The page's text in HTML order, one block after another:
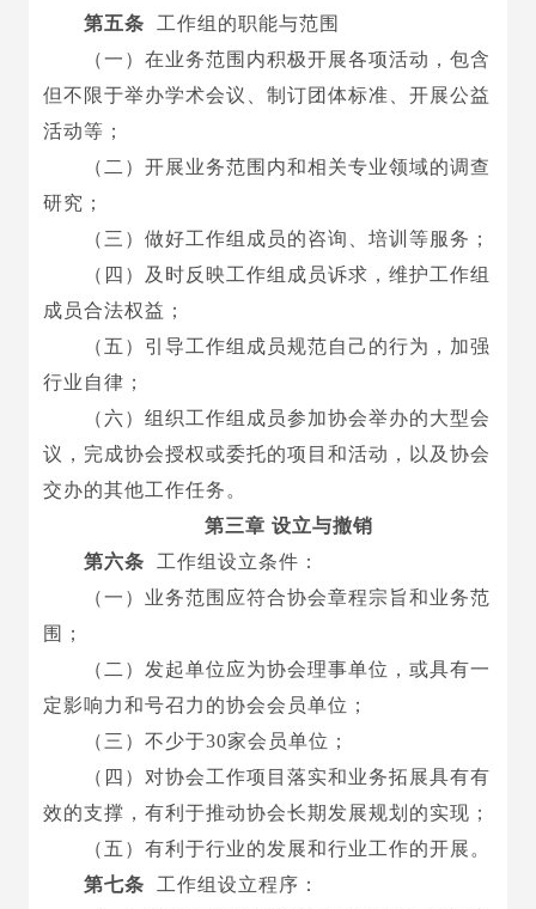
第五条
工作组的职能与范围
（一）在业务范围内积极开展各项活动 ，包含
但不限于举办学术会议、制订团体标准、开展公益
活动等；
（二） 开展业务范围 内和相关专业领域的调查
研究 ；
（三）做好工作组 成员的咨询、培训等服务 ；
（四）
及时反映工作组 成员诉求，维护工作组
成员合法权益 ；
（五） 引导工作组 成员规范自己的行为，加强
行业自律 ；
（六）组织工作组成员参加协会举办的大型会
议，完成协会授权或委托的项目和活动，以及协会
交办的其他工作任务 。
第三章 设立与撤销
第六条
工作组设立条件：
（一）业务范围应符合协会章程宗旨和业务范
围；
（二）发起单位应为协会理事单位，或具有一
定影响力和号召力的协会会员单位；
（三）不少于30家会员单位；
（四）对协会工作项目落实和业务拓展具有有
效的支撑，有利于推动协会长期发展规划的实现；
（五）有利于行业的发展和行业工作的开展。
第七条
工作组设立程序：